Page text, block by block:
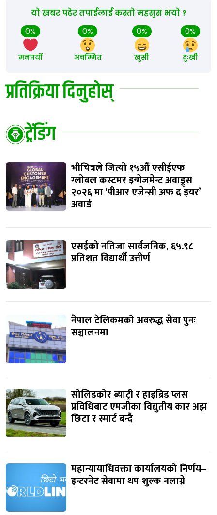
यो खबर पढेर तपाईलाई कस्तो महसुस भयो ?
0%
मनपर्यो
0%
अचम्मित
0%
खुसी
0%
दुःखी
प्रतिक्रिया दिनुहोस्
ट्रेंडिंग
भीचित्रले जित्यो १५औं एसीईएफ
ग्लोबल कस्टमर इन्गेजमेन्ट अवाड्र्स
२०२६ मा ‘पीआर एजेन्सी अफ द इयर’
अवार्ड
एसईको नतिजा सार्वजनिक, ६५.९८
प्रतिशत विद्यार्थी उत्तीर्ण
नेपाल टेलिकमको अवरुद्ध सेवा पुनः
सञ्चालनमा
सोलिडकोर ब्याट्री र हाइब्रिड प्लस
प्रविधिबाट एमजीका विद्युतीय कार अझ
छिटा र स्मार्ट बन्दै
महान्यायाधिवक्ता कार्यालयको निर्णय–
इन्टरनेट सेवामा थप शुल्क नलाग्ने